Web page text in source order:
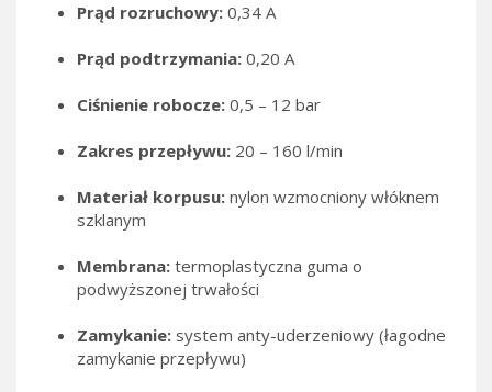
Prąd rozruchowy: 0,34 A
Prąd podtrzymania: 0,20 A
Ciśnienie robocze: 0,5 – 12 bar
Zakres przepływu: 20 – 160 l/min
Materiał korpusu: nylon wzmocniony włóknem
szklanym
Membrana: termoplastyczna guma o
podwyższonej trwałości
Zamykanie: system anty-uderzeniowy (łagodne
zamykanie przepływu)